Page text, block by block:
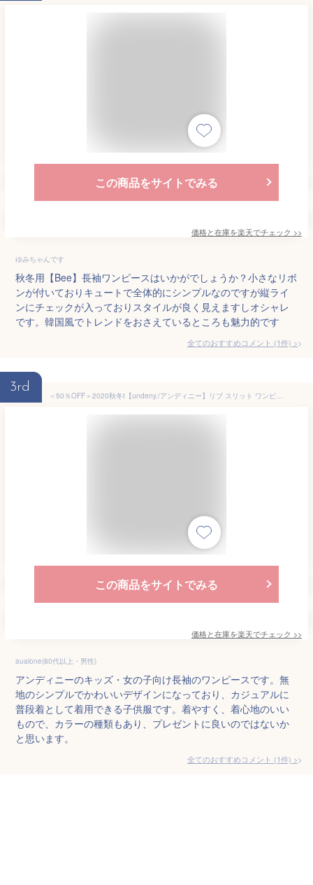
この商品をサイトでみる
価格と在庫を楽天でチェック >>
ゆみちゃんです
秋冬用【Bee】長袖ワンピースはいかがでしょうか？小さなリボ
ンが付いておりキュートで全体的にシンプルなのですが縦ライ
ンにチェックが入っておりスタイルが良く見えますしオシャレ
です。韓国風でトレンドをおさえているところも魅力的です
全てのおすすめコメント (1件) >
3rd
＜50％OFF＞2020秋冬t【undeny./アンディニー】リブ スリット ワンピース≪S(90-100) M(110-120) L(130-140) XL(150-160)≫無地 子供服 キッズ 女の子 男の子 女児 男児 子ども ジュニア 長袖Tシャツ シンプル 無地 スカート
この商品をサイトでみる
価格と在庫を楽天でチェック >>
aualone(80代以上・男性)
アンディニーのキッズ・女の子向け長袖のワンピースです。無
地のシンプルでかわいいデザインになっており、カジュアルに
普段着として着用できる子供服です。着やすく、着心地のいい
もので、カラーの種類もあり、プレゼントに良いのではないか
と思います。
全てのおすすめコメント (1件) >